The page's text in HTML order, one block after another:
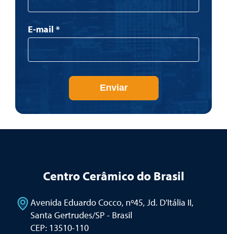
E-mail *
Enviar
Centro Cerâmico do Brasil
Avenida Eduardo Cocco, nº45, Jd. D'Itália II,
Santa Gertrudes/SP - Brasil
CEP: 13510-110